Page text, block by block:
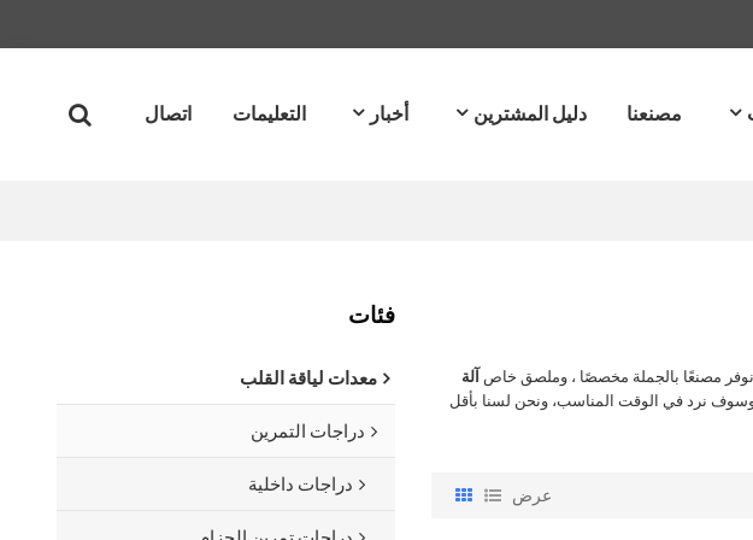
مصنعنا دليل المشترين أخبار التعليمات اتصال
فئات
معدات لياقة القلب
دراجات التمرين
دراجات داخلية
مصنعًا بالجملة مخصصًا ، وملصق خاصآلة
نرد في الوقت المناسب، ونحن لسنا بأقل
عرض